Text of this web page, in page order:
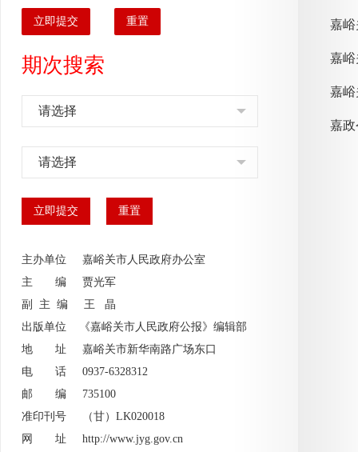
立即提交 重置
期次搜索
请选择
请选择
主办单位 嘉峪关市人民政府办公室
主 编 贾光军
副 主 编 王 晶
出版单位 《嘉峪关市人民政府公报》编辑部
地 址 嘉峪关市新华南路广场东口
电 话 0937-6328312
邮 编 735100
准印刊号 （甘）LK020018
网 址 http://www.jyg.gov.cn
嘉
嘉
嘉